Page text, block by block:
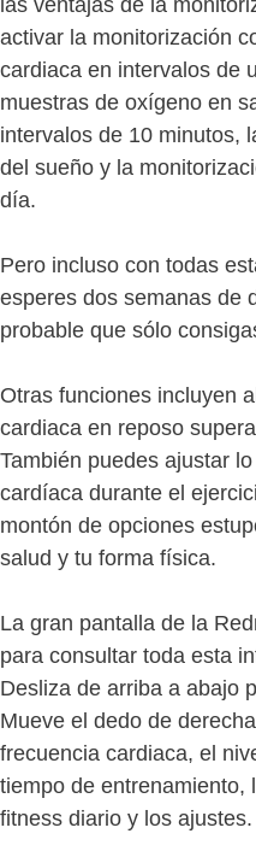
activar la monitorización
cardiaca en intervalos de
muestras de oxígeno en
intervalos de 10 minutos,
del sueño y la
día.
Pero incluso con todas
esperes dos semanas de
probable que sólo
Otras funciones incluyen
cardiaca en reposo
También puedes ajustar
cardíaca durante el
montón de opciones
salud y tu forma física.
La gran pantalla de la
para consultar toda esta
Desliza de arriba a abajo
Mueve el dedo de
frecuencia cardiaca, el
tiempo de entrenamiento,
fitness diario y los ajustes.